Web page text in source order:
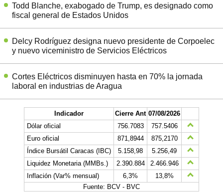
Todd Blanche, exabogado de Trump, es designado como
fiscal general de Estados Unidos
Delcy Rodríguez designa nuevo presidente de Corpoelec
y nuevo viceministro de Servicios Eléctricos
Cortes Eléctricos disminuyen hasta en 70% la jornada
laboral en industrias de Aragua
Indicador Cierre Ant 07/08/2026
Dólar oficial
756.7083
757.5406
Euro oficial
871,8944
875,2170
Índice Bursátil Caracas (IBC)
5.158,98
5.256,49
Liquidez Monetaria (MMBs.)
2.390.884
2.466.946
Inflación (Var% mensual)
6,3%
13,8%
Fuente: BCV - BVC